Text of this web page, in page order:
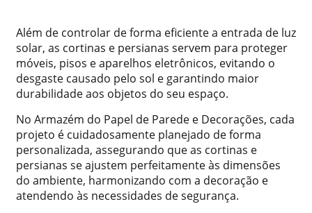
Além de controlar de forma eficiente a entrada de luz
solar, as cortinas e persianas servem para proteger
móveis, pisos e aparelhos eletrônicos, evitando o
desgaste causado pelo sol e garantindo maior
durabilidade aos objetos do seu espaço.
No Armazém do Papel de Parede e Decorações, cada
projeto é cuidadosamente planejado de forma
personalizada, assegurando que as cortinas e
persianas se ajustem perfeitamente às dimensões
do ambiente, harmonizando com a decoração e
atendendo às necessidades de segurança.